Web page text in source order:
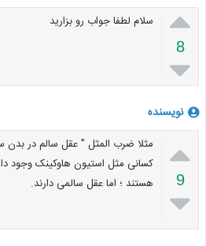

8

سلام لطفا جواب رو بزارید
نویسنده

9

مثلا ضرب المثل ” عقل سالم در بدن
کسانی مثل استیون هاوکینک وجود
هستند ؛ اما عقل سالمی دارند.